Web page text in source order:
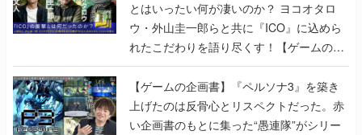
とはいったい何が凄いのか？ ヨコオタロ
ウ・外山圭一郎らと共に『ICO』に込めら
れたこだわりを語り尽くす！【ゲームの企
画書】
【ゲームの企画書】『ペルソナ3』を築き
上げたのは反骨心とリスペクトだった。赤
い企画書のもとに集った“愚連隊”がシリー